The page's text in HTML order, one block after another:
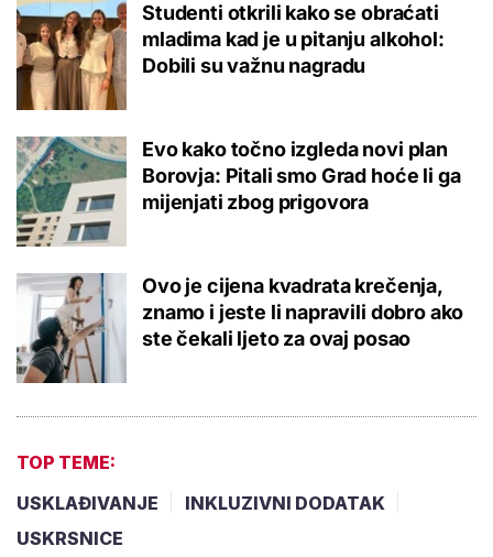
Studenti otkrili kako se obraćati
mladima kad je u pitanju alkohol:
Dobili su važnu nagradu
Evo kako točno izgleda novi plan
Borovja: Pitali smo Grad hoće li ga
mijenjati zbog prigovora
Ovo je cijena kvadrata krečenja,
znamo i jeste li napravili dobro ako
ste čekali ljeto za ovaj posao
TOP TEME:
USKLAĐIVANJE
INKLUZIVNI DODATAK
USKRSNICE